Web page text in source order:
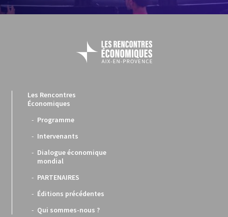
Les Rencontres
Économiques
Programme
Intervenants
Dialogue économique
mondial
PARTENAIRES
Éditions précédentes
Qui sommes-nous ?